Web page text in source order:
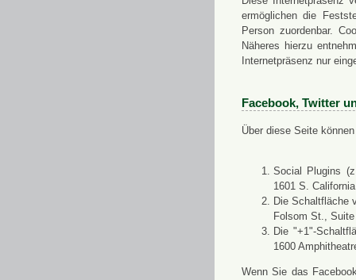
ermöglichen die
Person zuordenbar.
Näheres hierzu
Internetpräsenz nur
Facebook, Twitter
Über diese Seite
Social Plugins
1601 S.
Die Schaltfläche
Folsom St.,
Die "+1"-
1600
Wenn Sie das